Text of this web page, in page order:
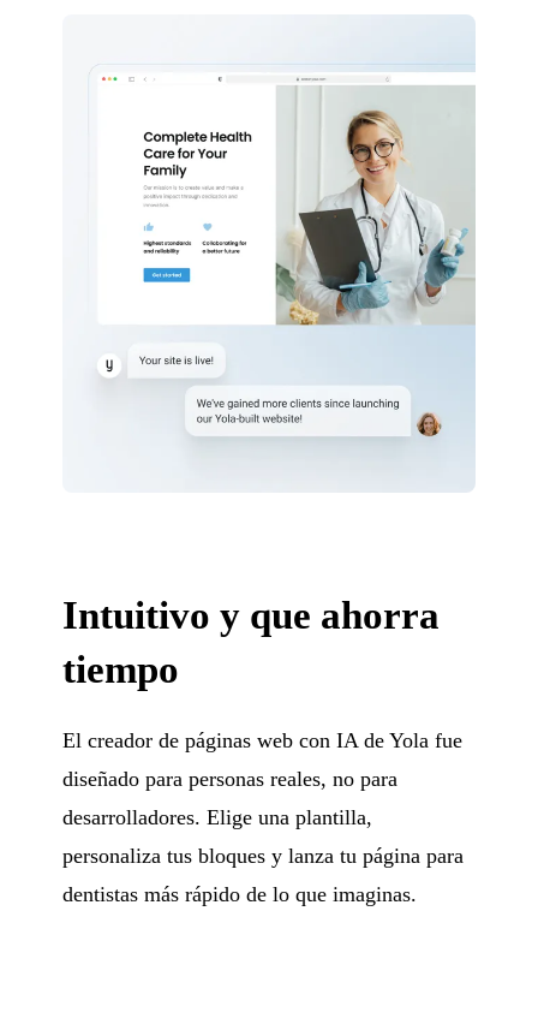
Intuitivo y que ahorra
tiempo
El creador de páginas web con IA de Yola fue
diseñado para personas reales, no para
desarrolladores. Elige una plantilla,
personaliza tus bloques y lanza tu página para
dentistas más rápido de lo que imaginas.